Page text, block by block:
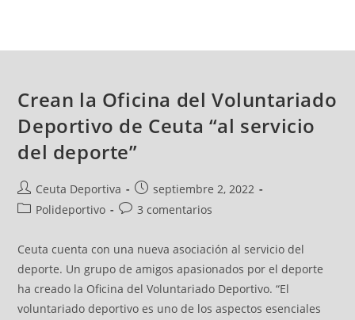
Crean la Oficina del Voluntariado
Deportivo de Ceuta “al servicio
del deporte”
Ceuta Deportiva
septiembre 2, 2022
Polideportivo
3 comentarios
Ceuta cuenta con una nueva asociación al servicio del
deporte. Un grupo de amigos apasionados por el deporte
ha creado la Oficina del Voluntariado Deportivo. “El
voluntariado deportivo es uno de los aspectos esenciales